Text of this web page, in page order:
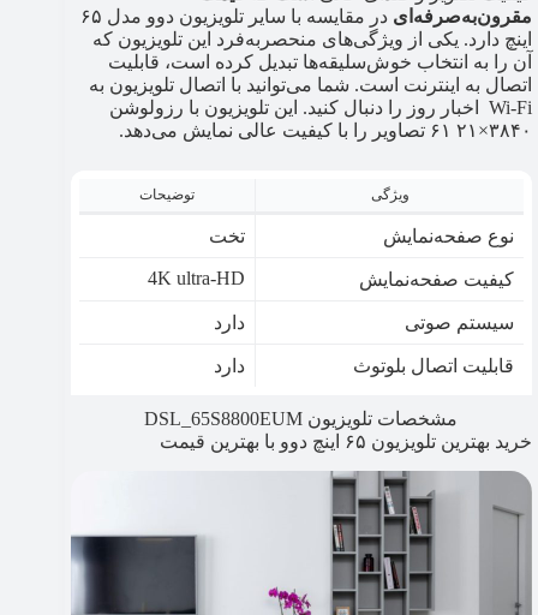
مقرون‌به‌صرفه‌ای
در مقایسه با سایر تلویزیون دوو مدل ۶۵
اینچ دارد. یکی از ویژگی‌های منحصربه‌فرد این تلویزیون که
آن را به انتخاب خوش‌سلیقه‌ها تبدیل کرده است، قابلیت
اتصال به اینترنت است. شما می‌توانید با اتصال تلویزیون به
Wi-Fi اخبار روز را دنبال کنید. این تلویزیون با رزولوشن
۳۸۴۰×۲۱ ۶۱ تصاویر را با کیفیت عالی نمایش می‌دهد.
ویژگی توضیحات
نوع صفحه‌نمایش تخت
کیفیت صفحه‌نمایش 4K ultra-HD
سیستم صوتی دارد
قابلیت اتصال بلوتوث دارد
مشخصات تلویزیون DSL_65S8800EUM
خرید بهترین تلویزیون ۶۵ اینچ دوو با بهترین قیمت